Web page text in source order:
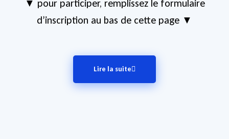
▼ pour participer, remplissez le formulaire
d’inscription au bas de cette page ▼
Lire la suite